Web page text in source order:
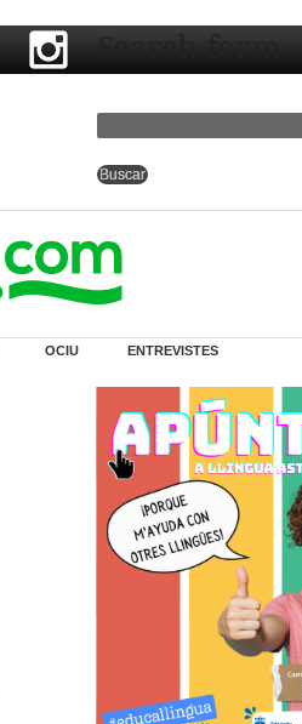
Search form
OCIU ENTREVISTES